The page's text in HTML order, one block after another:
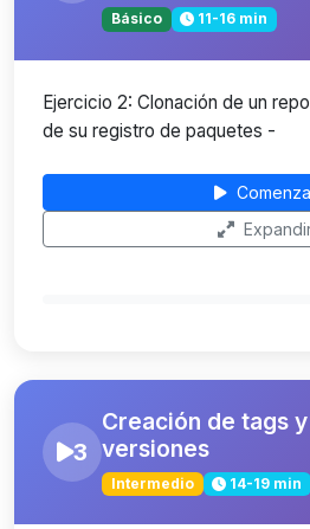
Básico 11-16 min
Ejercicio 2: Clonación de un
de su registro de paquetes -
3
Creación de tags
versiones
Intermedio 14-19 min